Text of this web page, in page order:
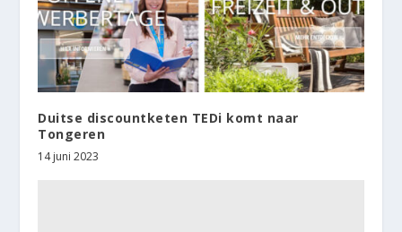
Duitse discountketen TEDi komt naar
Tongeren
14 juni 2023